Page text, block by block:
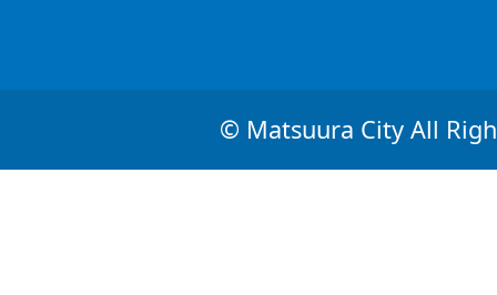
© Matsuura City All